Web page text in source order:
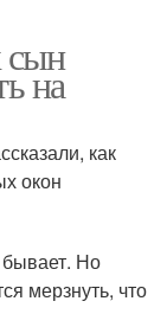
сын
на
как
окон
Но
мерзнуть, что